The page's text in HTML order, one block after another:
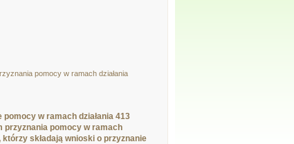
pomocy w ramach działania
w ramach działania 413
przyznania pomocy w ramach
składają wnioski o przyznanie